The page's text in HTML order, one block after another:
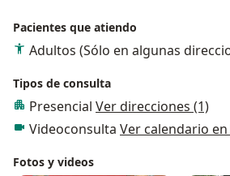
Pacientes que atiendo
Adultos (Sólo en algunas
Tipos de consulta
Presencial Ver direcciones (1)
Videoconsulta Ver calendario
Fotos y videos